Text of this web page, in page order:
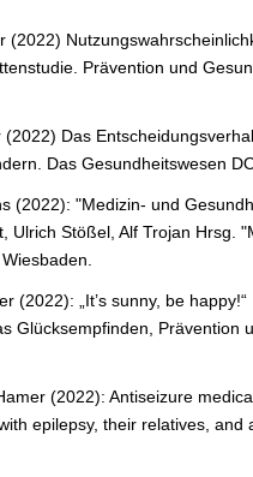
(2022)
Prävention und
Das
Das Gesundheitswesen
(2022): "Medizin- und
Stößel, Alf Trojan Hrsg.
(2022): „It’s sunny, be
Glücksempfinden, Prävention
(2022): Antiseizure
epilepsy, their relatives, and